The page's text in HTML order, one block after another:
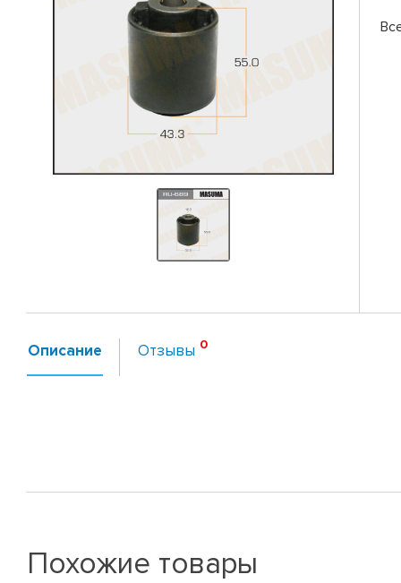
Описание Отзывы
Похожие товары